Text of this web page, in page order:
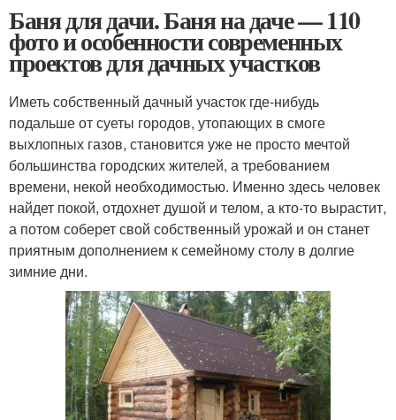
Баня для дачи. Баня на даче — 110
фото и особенности современных
проектов для дачных участков
Иметь собственный дачный участок где-нибудь
подальше от суеты городов, утопающих в смоге
выхлопных газов, становится уже не просто мечтой
большинства городских жителей, а требованием
времени, некой необходимостью. Именно здесь человек
найдет покой, отдохнет душой и телом, а кто-то вырастит,
а потом соберет свой собственный урожай и он станет
приятным дополнением к семейному столу в долгие
зимние дни.